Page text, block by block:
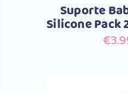
Suporte
Silicone Pack
€